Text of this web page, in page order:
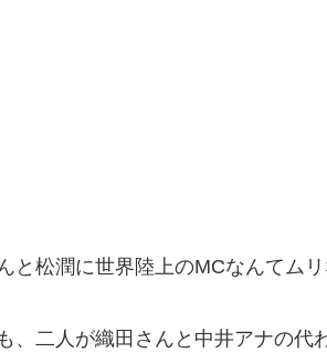
と松潤に世界陸上のMCなんてムリ
、二人が織田さんと中井アナの代